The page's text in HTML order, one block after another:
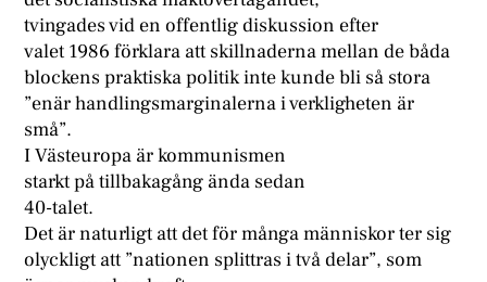
tvingades vid en offentlig diskussion efter
valet 1986 förklara att skillnaderna mellan de båda
blockens praktiska politik inte kunde bli så stora
”enär handlingsmarginalerna i verkligheten är
små”.
I Västeuropa är kommunismen
starkt på tillbakagång ända sedan
40-talet.
Det är naturligt att det för många människor ter sig
olyckligt att ”nationen splittras i två delar”, som